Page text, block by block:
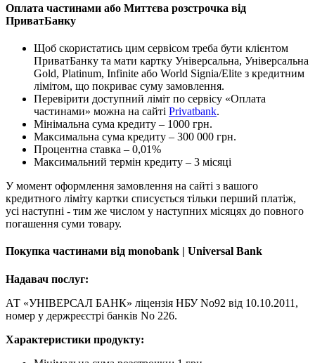
Оплата частинами або Миттєва розстрочка від
ПриватБанку
Щоб скористатись цим сервісом треба бути клієнтом
ПриватБанку та мати картку Універсальна, Універсальна
Gold, Platinum, Infinite або World Signia/Elite з кредитним
лімітом, що покриває суму замовлення.
Перевірити доступний ліміт по сервісу «Оплата
частинами» можна на сайті Privatbank.
Мінімальна сума кредиту – 1000 грн.
Максимальна сума кредиту – 300 000 грн.
Процентна ставка – 0,01%
Максимальний термін кредиту – 3 місяці
У момент оформлення замовлення на сайті з вашого
кредитного ліміту картки списується тільки перший платіж,
усі наступні - тим же числом у наступних місяцях до повного
погашення суми товару.
Покупка частинами від monobank | Universal Bank
Надавач послуг:
АТ «УНІВЕРСАЛ БАНК» ліцензія НБУ No92 від 10.10.2011,
номер у держреєстрі банків No 226.
Характеристики продукту: